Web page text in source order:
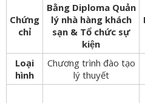
Chứng
chỉ
Bằng Diploma Quản
lý nhà hàng khách
sạn & Tổ chức sự
kiện
Loại
hình
Chương trình đào tạo
lý thuyết